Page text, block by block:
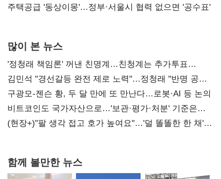
진실 밝혀야"
주택공급 '동상이몽'…정부·서울시 협력 없으면 '공수표'
많이 본 뉴스
'정청래 책임론' 꺼낸 친명계…친청계는 추가투표
때리기
김민석 "경선갈등 완전 제로 노력"…정청래 "반명 공세
사과부터"
구광모-젠슨 황, 두 달 만에 또 만난다…로봇·AI 등 논의
비트코인도 국가자산으로…'보관·평가·처분' 기준은
숙제
(현장+)"팔 생각 접고 호가 높여요"…'덜 똘똘한 한 채'
함께 볼만한 뉴스